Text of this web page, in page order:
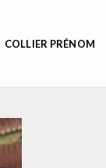
COLLIER PRÉNOM